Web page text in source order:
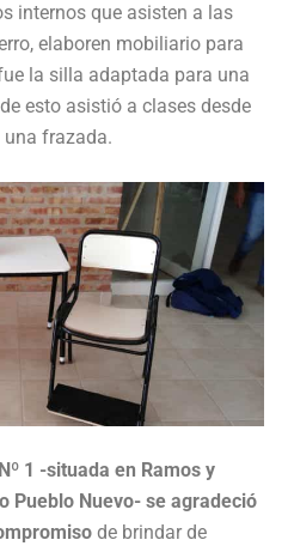
internos que asisten a las
elaboren mobiliario para
la silla adaptada para una
esto asistió a clases desde
una frazada.
1 -situada en Ramos y
Pueblo Nuevo- se agradeció
de brindar de